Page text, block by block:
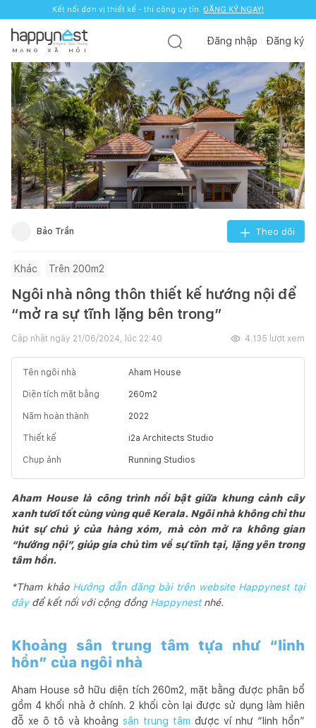
Kết nối đơn vị thiết kế - thi công uy tín. ĐĂNG KÝ NGAY!
M Ạ N G X Ã H Ộ I
Đăng nhập Đăng ký
Bảo Trần Theo dõi
Khác Trên 200m2
Ngôi nhà nông thôn thiết kế hướng nội để
“mở ra sự tĩnh lặng bên trong”
Cập nhật ngày 21/06/2024, lúc 22:40 4.135 lượt xem
Tên ngôi nhà Aham House
Diện tích mặt bằng 260m2
Năm hoàn thành 2022
Thiết kế i2a Architects Studio
Chụp ảnh Running Studios
Aham House là công trình nổi bật giữa khung cảnh cây
xanh tươi tốt cùng vùng quê Kerala. Ngôi nhà không chỉ thu
hút sự chú ý của hàng xóm, mà còn mở ra không gian
“hướng nội”, giúp gia chủ tìm về sự tĩnh tại, lặng yên trong
tâm hồn.
*Tham khảo Hướng dẫn đăng bài trên website Happynest tại
đâyđể kết nối với cộng đồng Happynest nhé.
Khoảng sân trung tâm tựa như “linh
hồn” của ngôi nhà
Aham House sở hữu diện tích 260m2, mặt bằng được phân bổ
gồm 4 khối nhà ở chính. 2 khối còn lại được sử dụng làm hiên
đỗ xe ô tô và khoảng sân trung tâm được ví như “linh hồn”